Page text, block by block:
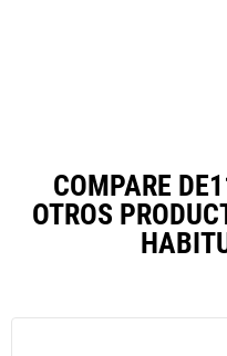
COMPARE
OTROS